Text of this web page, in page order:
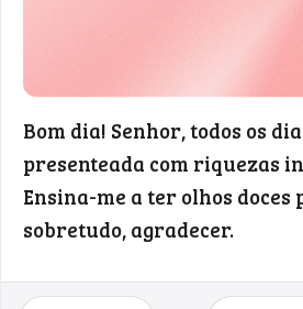
Bom dia! Senhor, todos os
presenteada com riquezas
Ensina-me a ter olhos doces
sobretudo, agradecer.